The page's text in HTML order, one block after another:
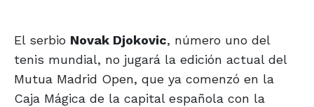
El serbio Novak Djokovic, número uno del
tenis mundial, no jugará la edición actual del
Mutua Madrid Open, que ya comenzó en la
Caja Mágica de la capital española con la